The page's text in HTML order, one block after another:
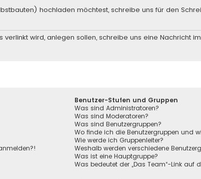
hochladen möchtest, schreibe uns für den
wird, anlegen sollen, schreibe uns eine Nachricht
Benutzer-Stufen und Gruppen
Was sind Administratoren?
Was sind Moderatoren?
Was sind Benutzergruppen?
Wo finde ich die Benutzergruppen und
Wie werde ich Gruppenleiter?
Weshalb werden verschiedene
Was ist eine Hauptgruppe?
Was bedeutet der „Das Team“-Link auf